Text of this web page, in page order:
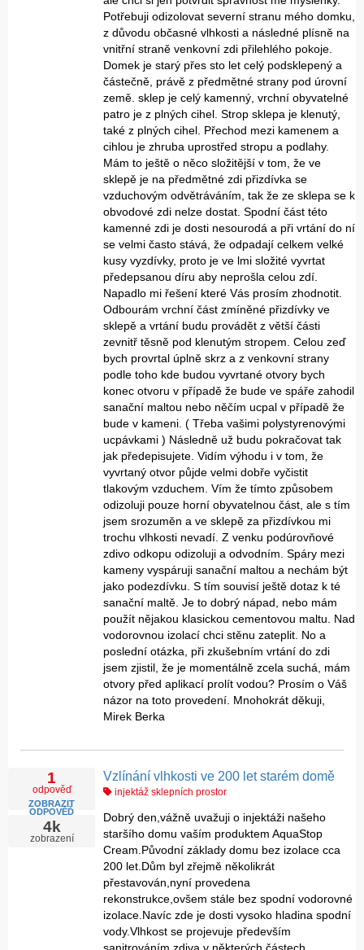
Potřebuji odizolovat severní stranu mého domku,
z důvodu občasné vlhkosti a následné plísně na
vnitřní straně venkovní zdi přilehlého pokoje.
Domek je starý přes sto let celý podsklepený a
částečně, právě z předmětné strany pod úrovní
země. sklep je celý kamenný, vrchní obyvatelné
patro je z plných cihel. Strop sklepa je klenutý,
také z plných cihel. Přechod mezi kamenem a
cihlou je zhruba uprostřed stropu a podlahy.
Mám to ještě o něco složitější v tom, že ve
sklepě je na předmětné zdi přizdívka se
vzduchovým odvětráváním, tak že ze sklepa se k
obvodové zdi nelze dostat. Spodní část této
kamenné zdi je dosti nesourodá a při vrtání do ní
se velmi často stává, že odpadají celkem velké
kusy vyzdívky, proto je ve lmi složité vyvrtat
předepsanou díru aby neprošla celou zdí.
Napadlo mi řešení které Vás prosím zhodnotit.
Odbourám vrchní část zmíněné přizdívky ve
sklepě a vrtání budu provádět z větší části
zevnitř těsně pod klenutým stropem. Celou zeď
bych provrtal úplně skrz a z venkovní strany
podle toho kde budou vyvrtané otvory bych
konec otvoru v případě že bude ve spáře zahodil
sanační maltou nebo něčím ucpal v případě že
bude v kameni. ( Třeba vašimi polystyrenovými
ucpávkami ) Následně už budu pokračovat tak
jak předepisujete. Vidím výhodu i v tom, že
vyvrtaný otvor půjde velmi dobře vyčistit
tlakovým vzduchem. Vím že tímto způsobem
odizoluji pouze horní obyvatelnou část, ale s tím
jsem srozuměn a ve sklepě za přizdívkou mi
trochu vlhkosti nevadí. Z venku podúrovňové
zdivo odkopu odizoluji a odvodním. Spáry mezi
kameny vyspáruji sanační maltou a nechám být
jako podezdívku. S tím souvisí ještě dotaz k té
sanační maltě. Je to dobrý nápad, nebo mám
použít nějakou klasickou cementovou maltu. Nad
vodorovnou izolací chci stěnu zateplit. No a
poslední otázka, při zkušebním vrtání do zdi
jsem zjistil, že je momentálně zcela suchá, mám
otvory před aplikací prolít vodou? Prosím o Váš
názor na toto provedení. Mnohokrát děkuji,
Mirek Berka
1
odpověď
ZOBRAZIT
ODPOVĚĎ
4k
zobrazení
Vzlínání vlhkosti ve 200 let starém domě
injektáž sklepních prostor
Dobrý den,vážně uvažuji o injektáži našeho
staršího domu vaším produktem AquaStop
Cream.Původní základy domu bez izolace cca
200 let.Dům byl zřejmě několikrát
přestavován,nyní provedena
rekonstrukce,ovšem stále bez spodní vodorovné
izolace.Navíc zde je dosti vysoko hladina spodní
vody.Vlhkost se projevuje především
sanitrováním zdiva v některých částech